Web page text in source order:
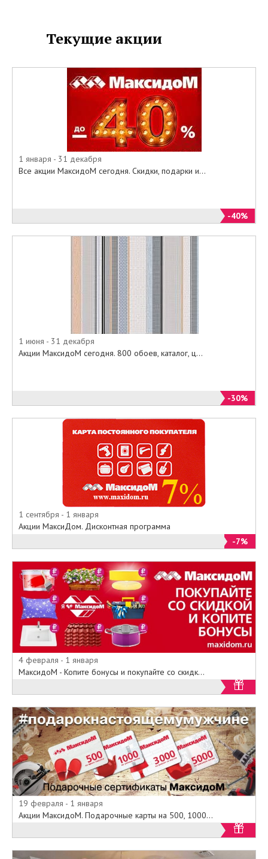
800 видов во время проведения
акций предоставляются
действуют выгодные цены.
В акции участвуют следующие
• Пленка самоклеющаяся, в том
числе витражная
• Винил на бумажной основе
• Винил на флизелиновой основе
• Бумажные обои моющиеся
И многое другое.
Приходите в наши гипермаркеты,
или заказывайте из специального
онлайн-каталога с фото и ценами
на официальном сайте МаксидоМ
все то, что так необходимо для
ремонта и обновления интерьера
вашей квартиры или дома по
самым привлекательным ценам.
Текущие акции
1 января - 31 декабря
Все акции МаксидоМ сегодня. Скидки, подарки и...
-40%
1 июня - 31 декабря
Акции МаксидоМ сегодня. 800 обоев, каталог, ц...
-30%
1 сентября - 1 января
Акции МаксиДом. Дисконтная программа
-7%
4 февраля - 1 января
МаксидоМ - Копите бонусы и покупайте со скидк...
19 февраля - 1 января
Акции МаксидоМ. Подарочные карты на 500, 1000...